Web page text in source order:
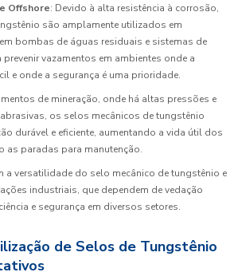
Offshore: Devido à alta resistência à corrosão,
são amplamente utilizados em
bombas de águas residuais e sistemas de
vazamentos em ambientes onde a
e onde a segurança é uma prioridade.
de mineração, onde há altas pressões e
os selos mecânicos de tungstênio
durável e eficiente, aumentando a vida útil dos
as paradas para manutenção.
a versatilidade do selo mecânico de tungstênio e
industriais, que dependem de vedação
e segurança em diversos setores.
de Selos de Tungstênio